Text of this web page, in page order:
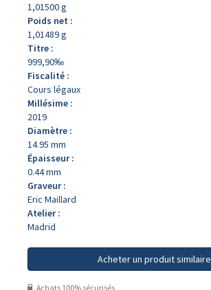
1,01500 g
Poids net :
1,01489 g
Titre :
999,90‰
Fiscalité :
Cours légaux
Millésime :
2019
Diamètre :
14.95 mm
Épaisseur :
0.44 mm
Graveur :
Eric Maillard
Atelier :
Madrid
Acheter un produit similaire
Achats 100% sécurisés